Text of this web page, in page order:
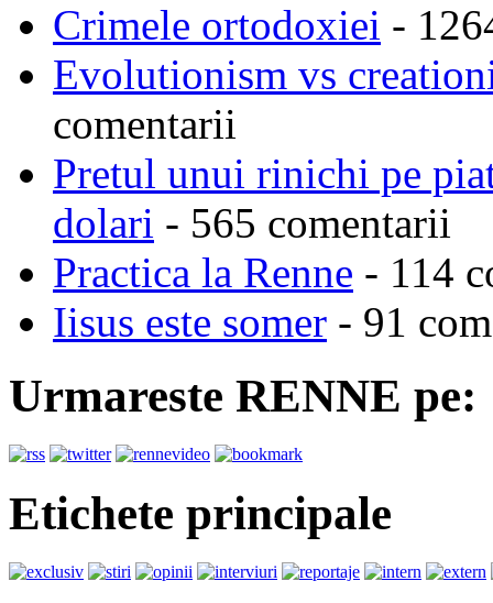
Crimele ortodoxiei -
Evolutionism vs
comentarii
Pretul unui rinichi pe
dolari - 565 comentarii
Practica la Renne - 114
Iisus este somer - 91
Urmareste RENNE pe:
Etichete principale